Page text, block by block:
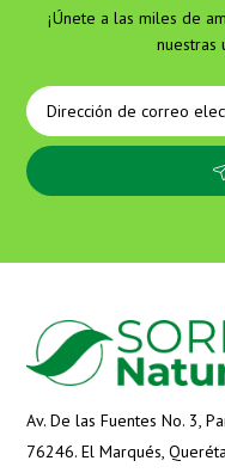
¡Únete a las miles de
nuestras
Av. De las Fuentes No. 3,
76246. El Marqués,